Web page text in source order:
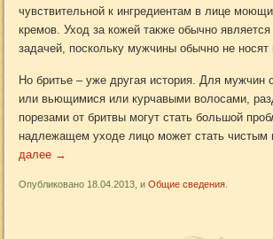
чувствительной к ингредиентам в лице
кремов. Уход за кожей также обычно
задачей, поскольку мужчины обычно не носят
Но бритье – уже другая история. Для мужчин
или вьющимися или курчавыми волосами,
порезами от бритвы могут стать большой
надлежащем уходе лицо может стать чистым
далее →
Опубликовано 18.04.2013, иОбщие сведения